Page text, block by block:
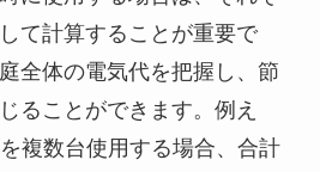
て計算することが重要で
全体の電気代を把握し、節
ることができます。例え
複数台使用する場合、合計